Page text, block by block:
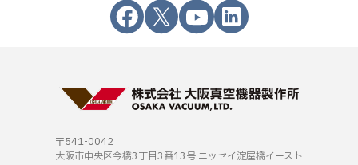
〒541-0042
大阪市中央区今橋3丁目3番13号 ニッセイ淀屋橋イースト